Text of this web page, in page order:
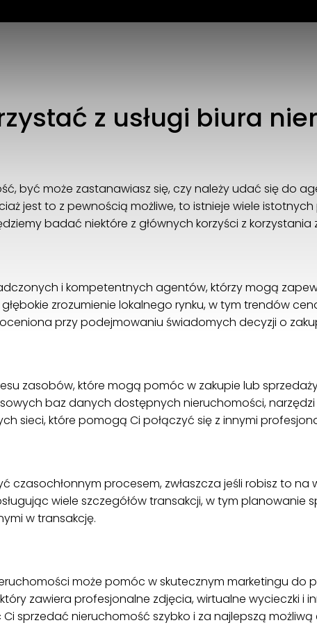
02-560 Warszawa
+48 22 102 35 10
z usługi biura
być może zastanawiasz się, czy należy udać się do
jest to z pewnością możliwe, to istnieje wiele
badać niektóre z głównych korzyści z korzystania
i kompetentnych agentów, którzy mogą
zrozumienie lokalnego rynku, w tym trendów
przy podejmowaniu świadomych decyzji o
zasobów, które mogą pomóc w zakupie lub
baz danych dostępnych nieruchomości,
sieci, które pomogą Ci połączyć się z innymi
procesem, zwłaszcza jeśli robisz to na
wiele szczegółów transakcji, w tym planowanie
w transakcję.
może pomóc w skutecznym marketingu
zawiera profesjonalne zdjęcia, wirtualne wycieczki i
sprzedać nieruchomość szybko i za najlepszą możliwą